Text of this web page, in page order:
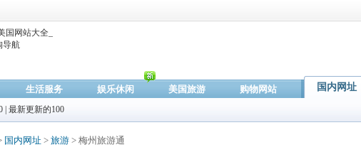
生活服务 娱乐休闲 美国旅游 购物网站 国内网址
最新更新的100
国内网址 > 旅游 > 梅州旅游通